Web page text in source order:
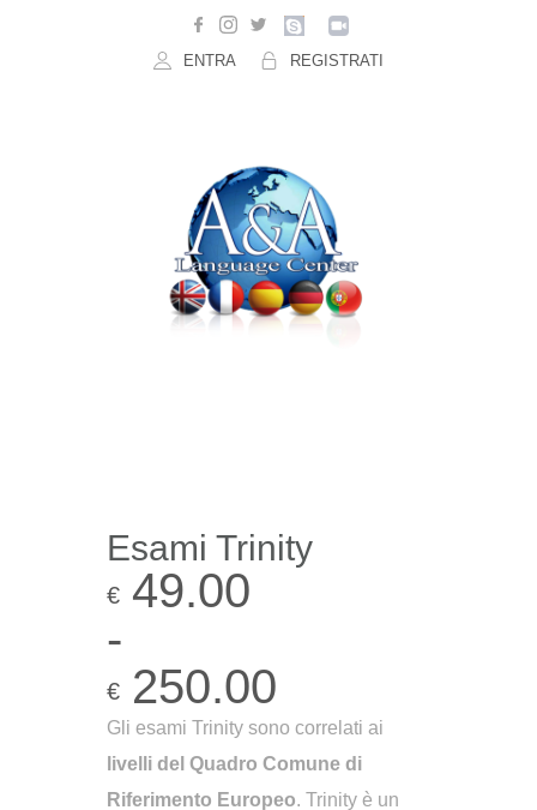
REGISTRATI
ENTRA
Esami Trinity
€ 49.00
-
€ 250.00
Fascia
di
Gli esami Trinity sono correlati ai
livelli del Quadro Comune di
Riferimento Europeo. Trinity è un